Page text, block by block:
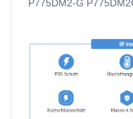
P775DM2-G